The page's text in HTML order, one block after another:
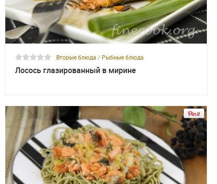
Вторые блюда / Рыбные блюда
Лосось глазированный в мирине